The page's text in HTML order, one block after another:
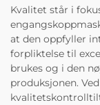
Kvalitet står i
at den oppfyller
forpliktelse til
brukes og i den
produksjonen.